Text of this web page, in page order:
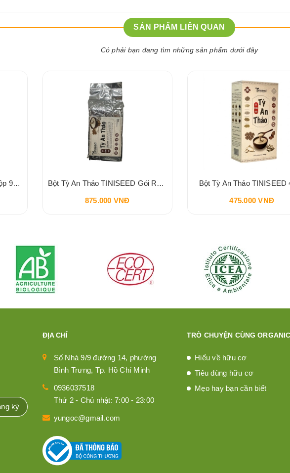
SẢN PHẨM LIÊN QUAN
Có phải bạn đang tìm những sản phẩm dưới đây
Bột Tỳ An Thảo TINISEED Hộp 900g Bột Tỳ An Thảo TINISEED Gói Refill 900g
875.000 VNĐ
Bột Tỳ An Thảo TINISEED
475.000 VNĐ
ký
ĐỊA CHỈ
Số Nhà 9/9 đường 14, phường
Bình Trưng, Tp. Hồ Chí Minh
0936037518
Thứ 2 - Chủ nhật: 7:00 - 23:00
yungoc@gmail.com
TRÒ CHUYỆN CÙNG
Hiểu về hữu cơ
Tiêu dùng hữu cơ
Mẹo hay bạn cần biết